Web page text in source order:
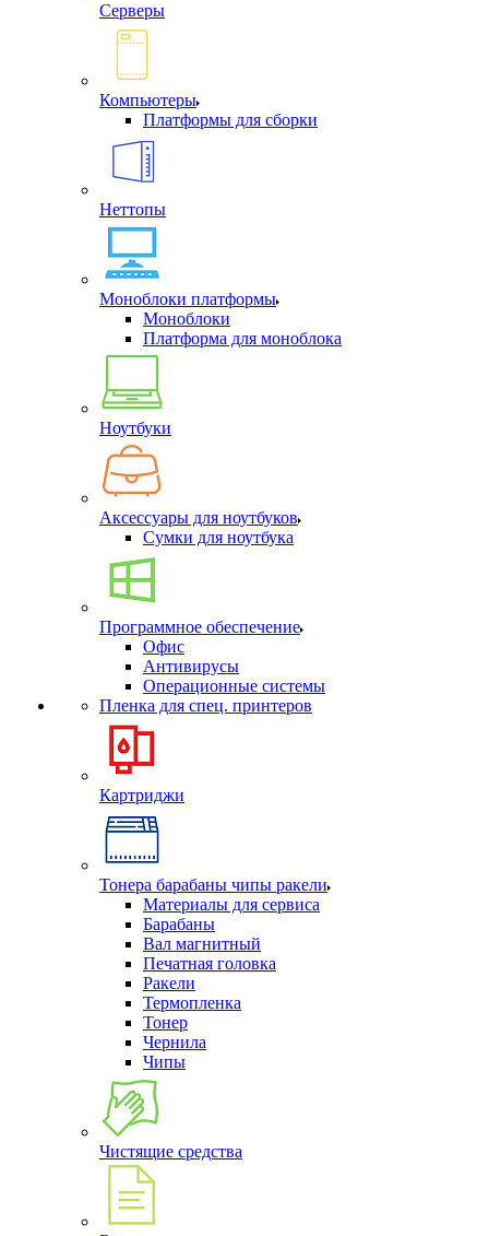
Серверы
Компьютеры
Платформы для сборки
Неттопы
Моноблоки платформы
Моноблоки
Платформа для моноблока
Ноутбуки
Аксессуары для ноутбуков
Сумки для ноутбука
Программное обеспечение
Офис
Антивирусы
Операционные системы
Пленка для спец. принтеров
Картриджи
Тонера барабаны чипы ракели
Материалы для сервиса
Барабаны
Вал магнитный
Печатная головка
Ракели
Термопленка
Тонер
Чернила
Чипы
Чистящие средства